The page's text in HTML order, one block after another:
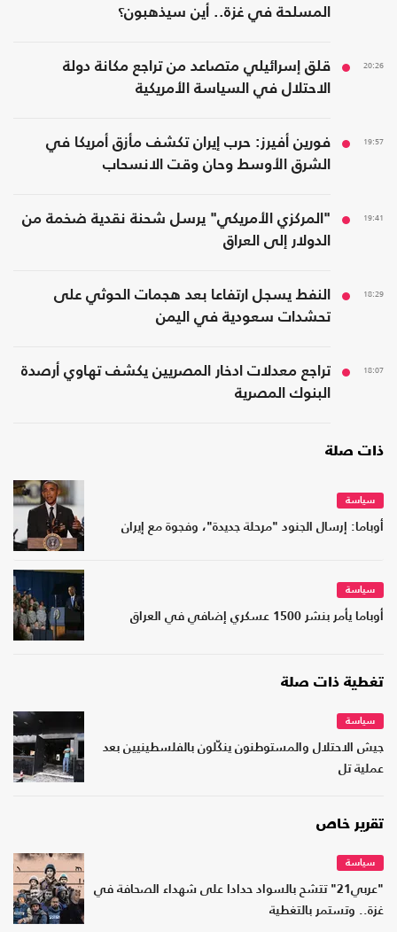
المسلحة في غزة.. أين سيذهبون؟
20:26
قلق إسرائيلي متصاعد من تراجع مكانة دولة
الاحتلال في السياسة الأمريكية
19:57
فورين أفيرز: حرب إيران تكشف مأزق أمريكا في
الشرق الأوسط وحان وقت الانسحاب
19:41
"المركزي الأمريكي" يرسل شحنة نقدية ضخمة من
الدولار إلى العراق
18:29
النفط يسجل ارتفاعا بعد هجمات الحوثي على
تحشدات سعودية في اليمن
18:07
تراجع معدلات ادخار المصريين يكشف تهاوي أرصدة
البنوك المصرية
ذات صلة
سياسة
أوباما: إرسال الجنود "مرحلة جديدة"، وفجوة مع إيران
سياسة
أوباما يأمر بنشر 1500 عسكري إضافي في العراق
تغطية ذات صلة
سياسة
جيش الاحتلال والمستوطنون ينكّلون بالفلسطينيين بعد
عملية تل
تقرير خاص
سياسة
"عربي21" تتشح بالسواد حدادا على شهداء الصحافة في
غزة.. وتستمر بالتغطية